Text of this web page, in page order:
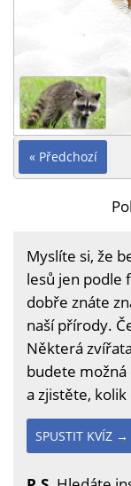
« Předchozí
Myslíte si, že
lesů jen podle
dobře znáte
naší přírody.
Některá
budete
a zjistěte,
SPUSTIT KVÍZ →